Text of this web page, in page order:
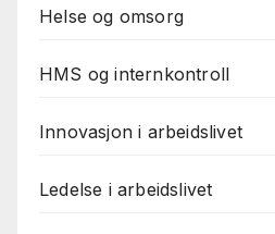
Helse og omsorg
HMS og internkontroll
Innovasjon i arbeidslivet
Ledelse i arbeidslivet